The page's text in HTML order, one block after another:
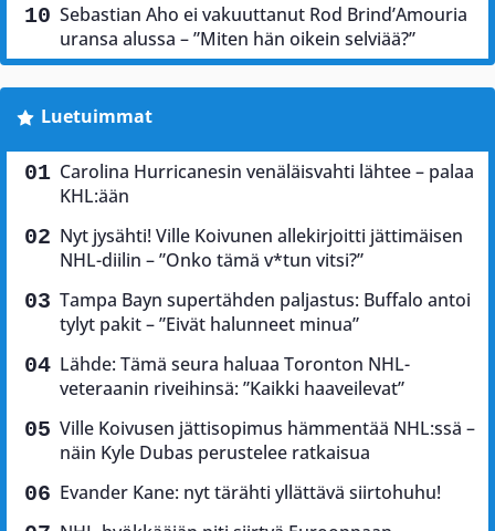
Sebastian Aho ei vakuuttanut Rod Brind’Amouria
uransa alussa – ”Miten hän oikein selviää?”
Luetuimmat
Carolina Hurricanesin venäläisvahti lähtee – palaa
KHL:ään
Nyt jysähti! Ville Koivunen allekirjoitti jättimäisen
NHL-diilin – ”Onko tämä v*tun vitsi?”
Tampa Bayn supertähden paljastus: Buffalo antoi
tylyt pakit – ”Eivät halunneet minua”
Lähde: Tämä seura haluaa Toronton NHL-
veteraanin riveihinsä: ”Kaikki haaveilevat”
Ville Koivusen jättisopimus hämmentää NHL:ssä –
näin Kyle Dubas perustelee ratkaisua
Evander Kane: nyt tärähti yllättävä siirtohuhu!